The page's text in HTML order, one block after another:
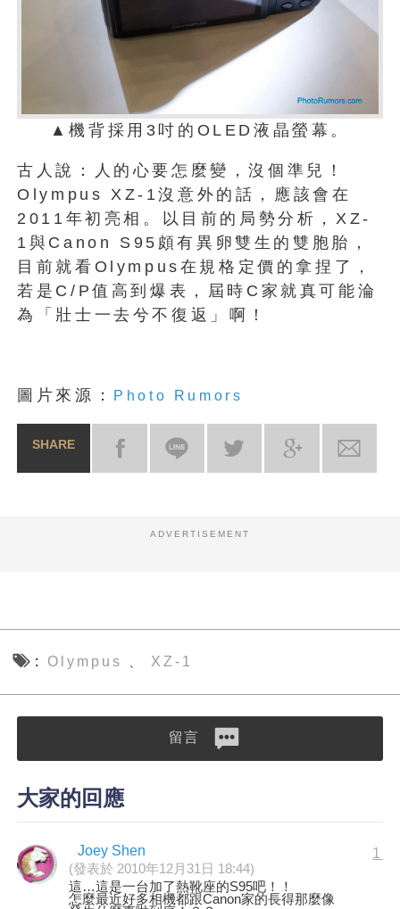
▲機背採用3吋的OLED液晶螢幕。
古人說：人的心要怎麼變，沒個準兒！
Olympus XZ-1沒意外的話，應該會在
2011年初亮相。以目前的局勢分析，XZ-
1與Canon S95頗有異卵雙生的雙胞胎，
目前就看Olympus在規格定價的拿捏了，
若是C/P值高到爆表，屆時C家就真可能淪
為「壯士一去兮不復返」啊！
圖片來源： Photo Rumors
SHARE
ADVERTISEMENT
Olympus XZ-1
留言
大家的回應
Joey Shen
(發表於 2010年12月31日 18:44)
1
這…這是一台加了熱靴座的S95吧！！
怎麼最近好多相機都跟Canon家的長得那麼像